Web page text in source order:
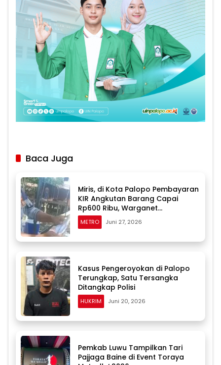
Baca Juga
Miris, di Kota Palopo Pembayaran
KIR Angkutan Barang Capai
Rp600 Ribu, Warganet
Pertanyakan Dugaan Pungli
METRO Juni 27, 2026
Kasus Pengeroyokan di Palopo
Terungkap, Satu Tersangka
Ditangkap Polisi
HUKRIM Juni 20, 2026
Pemkab Luwu Tampilkan Tari
Pajjaga Baine di Event Toraya